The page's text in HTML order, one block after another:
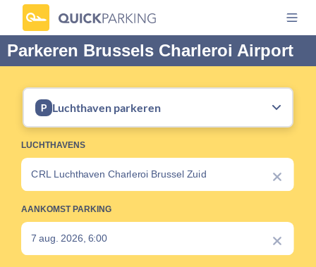
Parkeren Brussels Charleroi Airport
Luchthaven parkeren
LUCHTHAVENS
AANKOMST PARKING